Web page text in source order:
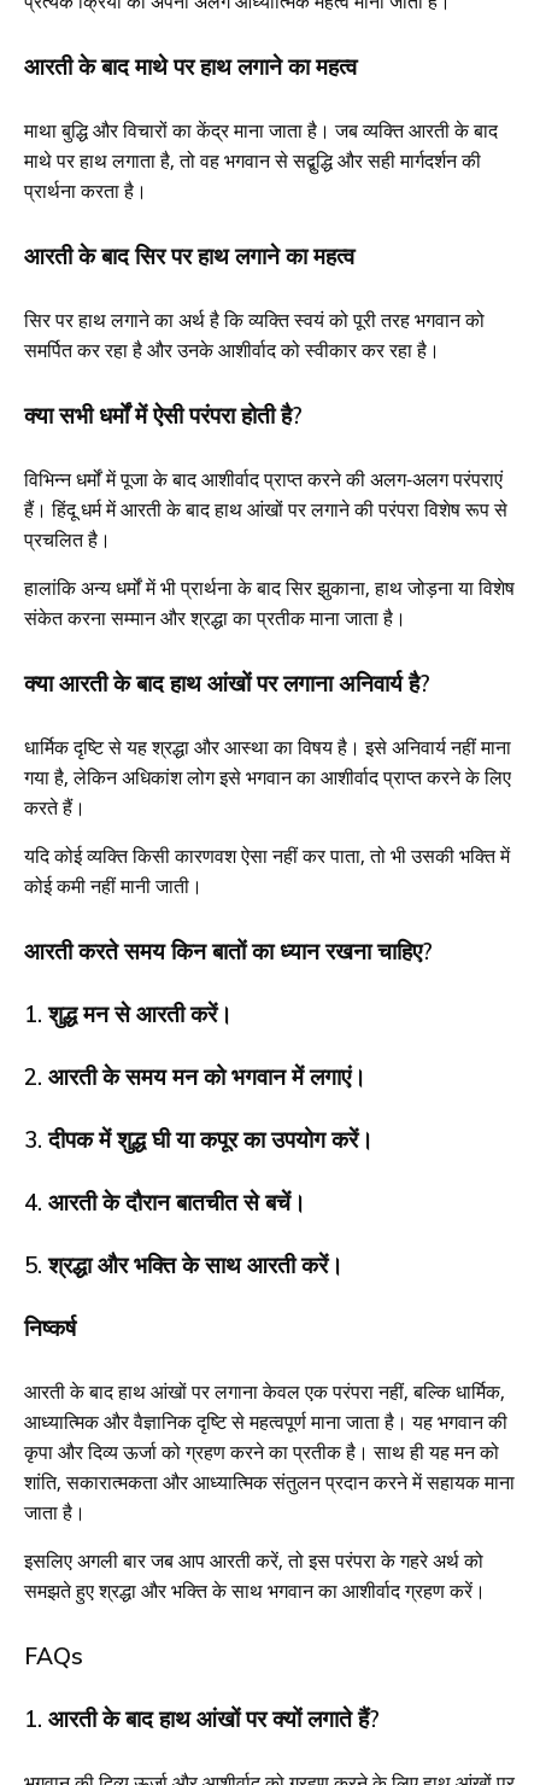
आरती के बाद माथे पर हाथ लगाने का महत्व
माथा बुद्धि और विचारों का केंद्र माना जाता है। जब व्यक्ति आरती के बाद
माथे पर हाथ लगाता है, तो वह भगवान से सद्बुद्धि और सही मार्गदर्शन की
प्रार्थना करता है।
आरती के बाद सिर पर हाथ लगाने का महत्व
सिर पर हाथ लगाने का अर्थ है कि व्यक्ति स्वयं को पूरी तरह भगवान को
समर्पित कर रहा है और उनके आशीर्वाद को स्वीकार कर रहा है।
क्या सभी धर्मों में ऐसी परंपरा होती है?
विभिन्न धर्मों में पूजा के बाद आशीर्वाद प्राप्त करने की अलग-अलग परंपराएं
हैं। हिंदू धर्म में आरती के बाद हाथ आंखों पर लगाने की परंपरा विशेष रूप से
प्रचलित है।
हालांकि अन्य धर्मों में भी प्रार्थना के बाद सिर झुकाना, हाथ जोड़ना या विशेष
संकेत करना सम्मान और श्रद्धा का प्रतीक माना जाता है।
क्या आरती के बाद हाथ आंखों पर लगाना अनिवार्य है?
धार्मिक दृष्टि से यह श्रद्धा और आस्था का विषय है। इसे अनिवार्य नहीं माना
गया है, लेकिन अधिकांश लोग इसे भगवान का आशीर्वाद प्राप्त करने के लिए
करते हैं।
यदि कोई व्यक्ति किसी कारणवश ऐसा नहीं कर पाता, तो भी उसकी भक्ति में
कोई कमी नहीं मानी जाती।
आरती करते समय किन बातों का ध्यान रखना चाहिए?
1. शुद्ध मन से आरती करें।
2. आरती के समय मन को भगवान में लगाएं।
3. दीपक में शुद्ध घी या कपूर का उपयोग करें।
4. आरती के दौरान बातचीत से बचें।
5. श्रद्धा और भक्ति के साथ आरती करें।
निष्कर्ष
आरती के बाद हाथ आंखों पर लगाना केवल एक परंपरा नहीं, बल्कि धार्मिक,
आध्यात्मिक और वैज्ञानिक दृष्टि से महत्वपूर्ण माना जाता है। यह भगवान की
कृपा और दिव्य ऊर्जा को ग्रहण करने का प्रतीक है। साथ ही यह मन को
शांति, सकारात्मकता और आध्यात्मिक संतुलन प्रदान करने में सहायक माना
जाता है।
इसलिए अगली बार जब आप आरती करें, तो इस परंपरा के गहरे अर्थ को
समझते हुए श्रद्धा और भक्ति के साथ भगवान का आशीर्वाद ग्रहण करें।
FAQs
1. आरती के बाद हाथ आंखों पर क्यों लगाते हैं?